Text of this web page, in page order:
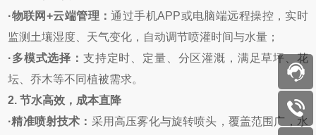
·物联网+云端管理：通过手机APP或电脑端远程操控，实时
监测土壤湿度、天气变化，自动调节喷灌时间与水量；
·多模式选择： 支持定时、定量、分区灌溉，满足草坪、花
坛、乔木等不同植被需求。
2.节水高效，成本直降
·精准喷射技术： 采用高压雾化与旋转喷头，覆盖范围广，水